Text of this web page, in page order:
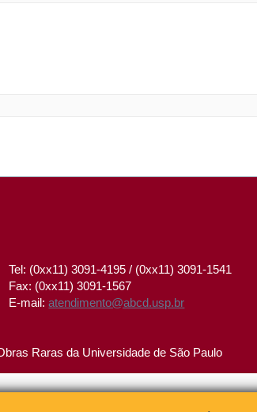
Tel: (0xx11) 3091-4195 / (0xx11) 3091-1541
Fax: (0xx11) 3091-1567
E-mail:atendimento@abcd.usp.br
Raras da Universidade de São Paulo